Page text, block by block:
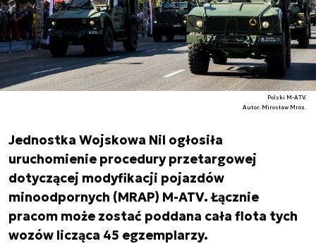
Polski M-ATV.
Autor. Mirosław Mróz.
Jednostka Wojskowa Nil ogłosiła
uruchomienie procedury przetargowej
dotyczącej modyfikacji pojazdów
minoodpornych (MRAP) M-ATV. Łącznie
pracom może zostać poddana cała flota tych
wozów licząca 45 egzemplarzy.